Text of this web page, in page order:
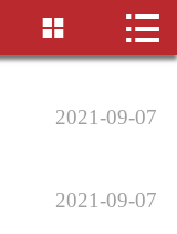
 首页
团队
 
2021-09-07
2021-09-07